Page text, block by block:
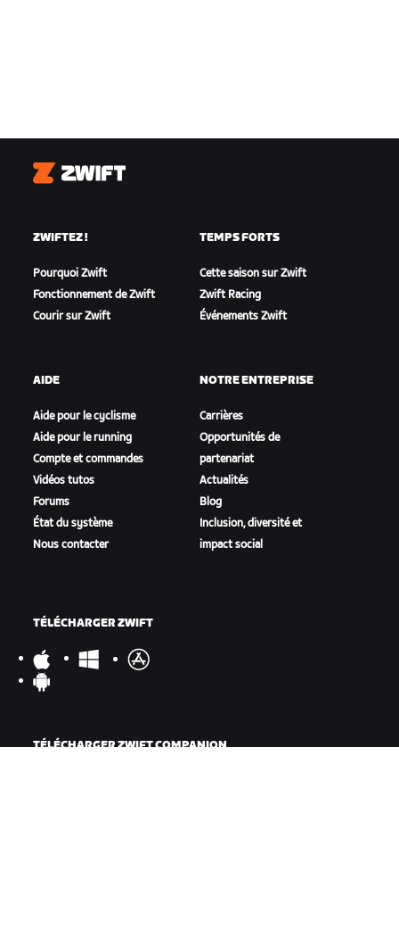
Zwift
ZWIFTEZ !
Pourquoi Zwift
Fonctionnement de Zwift
Courir sur Zwift
TEMPS FORTS
Cette saison sur Zwift
Zwift Racing
Événements Zwift
AIDE
Aide pour le cyclisme
Aide pour le running
Compte et commandes
Vidéos tutos
Forums
État du système
Nous contacter
NOTRE ENTREPRISE
Carrières
Opportunités de
partenariat
Actualités
Blog
Inclusion, diversité et
impact social
TÉLÉCHARGER ZWIFT
TÉLÉCHARGER ZWIFT COMPANION